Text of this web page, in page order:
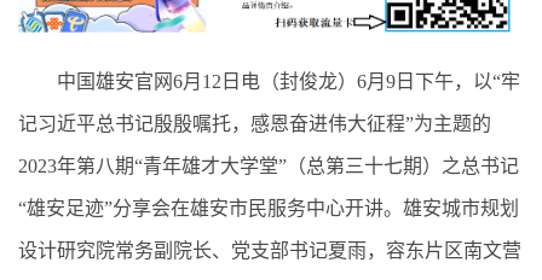
中国雄安官网6月12日电（封俊龙）6月9日下午，以“牢
记习近平总书记殷殷嘱托，感恩奋进伟大征程”为主题的
2023年第八期“青年雄才大学堂”（总第三十七期）之总书记
“雄安足迹”分享会在雄安市民服务中心开讲。雄安城市规划
设计研究院常务副院长、党支部书记夏雨，容东片区南文营